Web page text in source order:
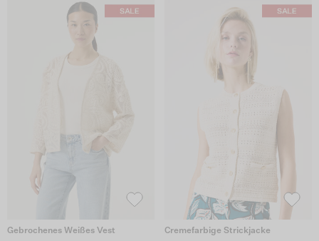
Gebrochenes Weißes Vest Cremefarbige Strickjacke